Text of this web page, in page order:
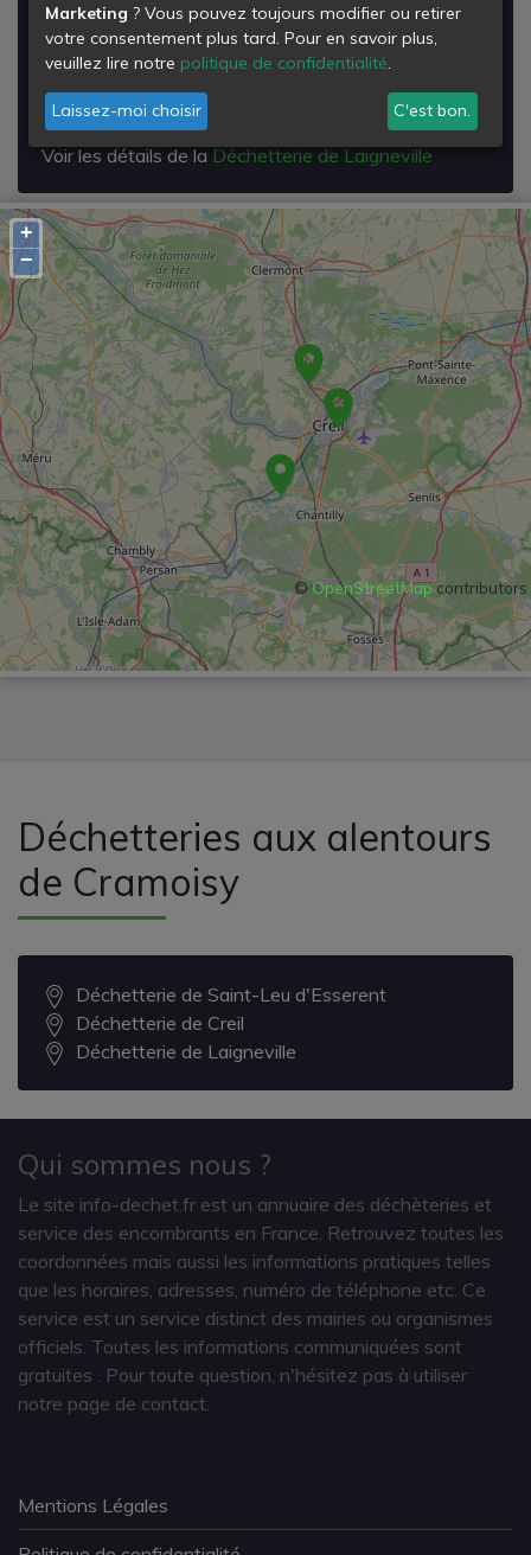
Déchetterie de Laigneville
Rue Pierre et Marie Curie
Laigneville
Voir les détails de laDéchetterie de Laigneville
+
−
©OpenStreetMapcontributors
Déchetteries aux alentours
de Cramoisy
Déchetterie de Saint-Leu d'Esserent
Déchetterie de Creil
Déchetterie de Laigneville
Qui sommes nous ?
Le site info-dechet.fr est un annuaire des déchèteries et
service des encombrants en France. Retrouvez toutes les
coordonnées mais aussi les informations pratiques telles
que les horaires, adresses, numéro de téléphone etc. Ce
service est un service distinct des mairies ou organismes
officiels. Toutes les informations communiquées sont
gratuites
. Pour toute question, n'hésitez pas à utiliser
notre page de contact.
Mentions Légales
Marketing ? Vous pouvez toujours modifier ou retirer
votre consentement plus tard. Pour en savoir plus,
veuillez lire notre politique de confidentialité.
Laissez-moi choisir C'est bon.